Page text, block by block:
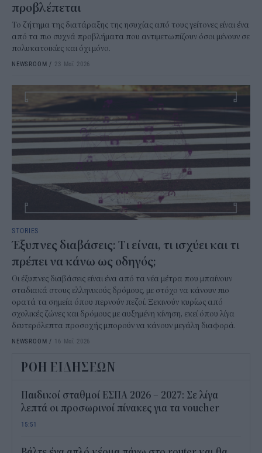
προβλέπεται
Το ζήτημα της διατάραξης της ησυχίας από τους γείτονες είναι ένα
από τα πιο συχνά προβλήματα που αντιμετωπίζουν όσοι μένουν σε
πολυκατοικίες και όχι μόνο.
NEWSROOM / 23 Μαΐ 2026
STORIES
Έξυπνες διαβάσεις: Tι είναι, τι ισχύει και τι
πρέπει να κάνω ως οδηγός;
Οι έξυπνες διαβάσεις είναι ένα από τα νέα μέτρα που μπαίνουν
σταδιακά στους ελληνικούς δρόμους, με στόχο να κάνουν πιο
ορατά τα σημεία όπου περνούν πεζοί. Ξεκινούν κυρίως από
σχολικές ζώνες και δρόμους με αυξημένη κίνηση, εκεί όπου λίγα
δευτερόλεπτα προσοχής μπορούν να κάνουν μεγάλη διαφορά.
NEWSROOM / 16 Μαΐ 2026
ΡΟΗ ΕΙΔΗΣΕΩΝ
Παιδικοί σταθμοί ΕΣΠΑ 2026 – 2027: Σε λίγα
λεπτά οι προσωρινοί πίνακες για τα voucher
15:51